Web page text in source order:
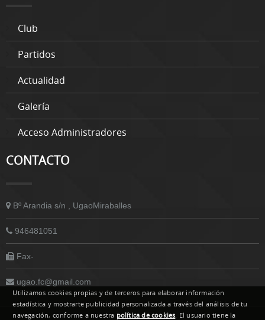
Club
Partidos
Actualidad
Galería
Acceso Administradores
CONTACTO
Bº Arandia s/n , UgaoMiraballes
946481051
Fax-
ugao.fc@gmail.com
Utilizamos cookies propias y de terceros para elaborar información
estadística y mostrarte publicidad personalizada a través del análisis de tu
navegación, conforme a nuestra política de cookies . El usuario tiene la